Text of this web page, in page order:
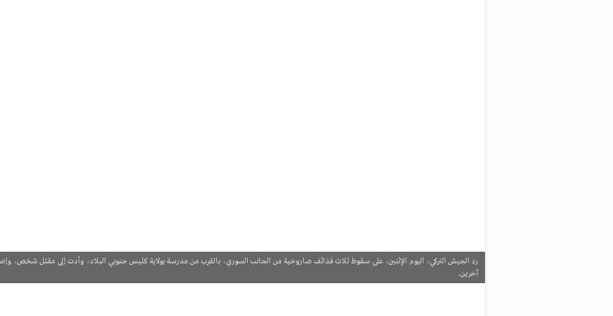
رد الجيش التركي، اليوم الإثنين، على سقوط ثلاث قذائف صاروخية من الجانب السوري، بالقرب من مدرسة بولاية كليس جنوبي البلاد، وأدت إلى مقتل شخص،
آخرين.